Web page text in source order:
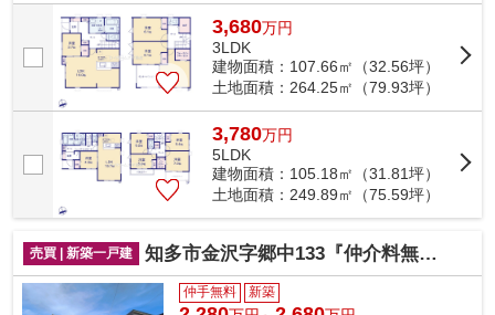
せて頂きますのでお気軽にお問合せ下...
3,680万円
3LDK
建物面積：107.66㎡（32.56坪）
土地面積：264.25㎡（79.93坪）
3,780万円
5LDK
建物面積：105.18㎡（31.81坪）
土地面積：249.89㎡（75.59坪）
売買 | 新築一戸建 知多市金沢字郷中133『仲介料無料』新築戸建て
仲手無料 新築